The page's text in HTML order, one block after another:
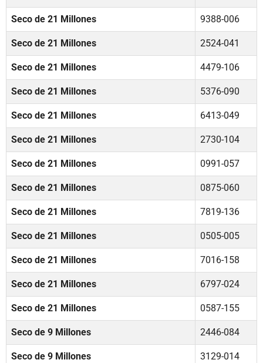
Seco de 21 Millones 9388-006
Seco de 21 Millones 2524-041
Seco de 21 Millones 4479-106
Seco de 21 Millones 5376-090
Seco de 21 Millones 6413-049
Seco de 21 Millones 2730-104
Seco de 21 Millones 0991-057
Seco de 21 Millones 0875-060
Seco de 21 Millones 7819-136
Seco de 21 Millones 0505-005
Seco de 21 Millones 7016-158
Seco de 21 Millones 6797-024
Seco de 21 Millones 0587-155
Seco de 9 Millones 2446-084
Seco de 9 Millones 3129-014